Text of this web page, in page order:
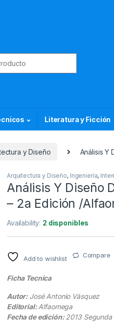
Literatura y Ficción
y Diseño Análisis Y
Arquitectura y Diseño, Ingeniería,
Análisis Y Diseño
– 2a Edición /
Availability: 2 disponibles
Add to wishlist Compare
Ficha Tecnica
Autor: José Antonio Vásquez
Editorial:Alfaomega
Fecha de edición: 2013 Segunda